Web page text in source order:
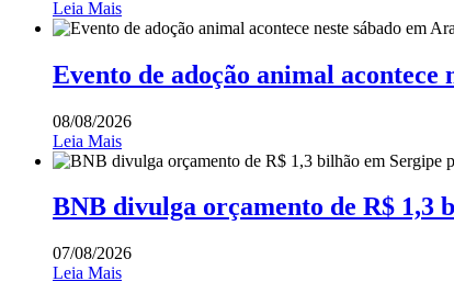
Leia Mais
Evento de adoção animal acontece
08/08/2026
Leia Mais
BNB divulga orçamento de R$ 1,3
07/08/2026
Leia Mais